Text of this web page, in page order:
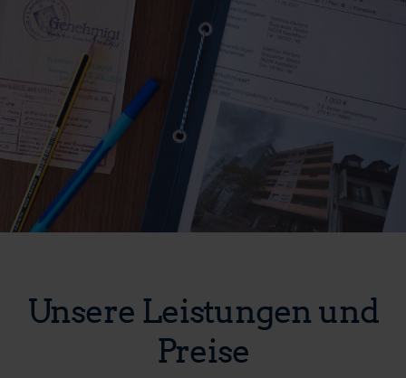
Unsere Leistungen und
Preise